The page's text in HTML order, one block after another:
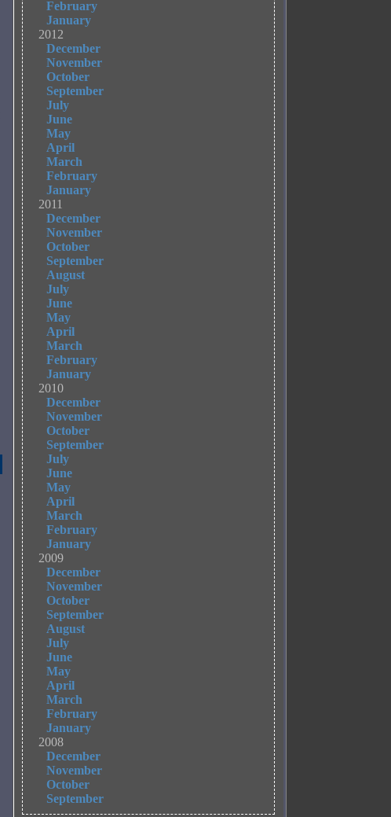
February
January
2012
December
November
October
September
July
June
May
April
March
February
January
2011
December
November
October
September
August
July
June
May
April
March
February
January
2010
December
November
October
September
July
June
May
April
March
February
January
2009
December
November
October
September
August
July
June
May
April
March
February
January
2008
December
November
October
September